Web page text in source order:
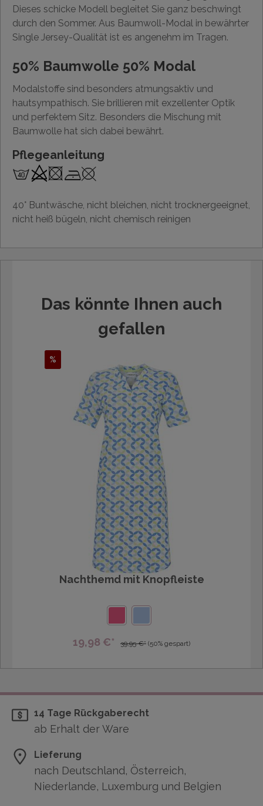
Dieses schicke Modell begleitet Sie ganz beschwingt
durch den Sommer. Aus Baumwoll-Modal in bewährter
Single Jersey-Qualität ist es angenehm im Tragen.
50% Baumwolle 50% Modal
Modalstoffe sind besonders atmungsaktiv und
hautsympathisch. Sie brillieren mit exzellenter Optik
und perfektem Sitz. Besonders die Mischung mit
Baumwolle hat sich dabei bewährt.
Pflegeanleitung
40° Buntwäsche, nicht bleichen, nicht trocknergeeignet,
nicht heiß bügeln, nicht chemisch reinigen
Das könnte Ihnen auch
gefallen
%
Nachthemd mit Knopfleiste
19,98 €* 39,95 €* (50% gespart)
14 Tage Rückgaberecht
ab Erhalt der Ware
Lieferung
nach Deutschland, Österreich,
Niederlande, Luxemburg und Belgien